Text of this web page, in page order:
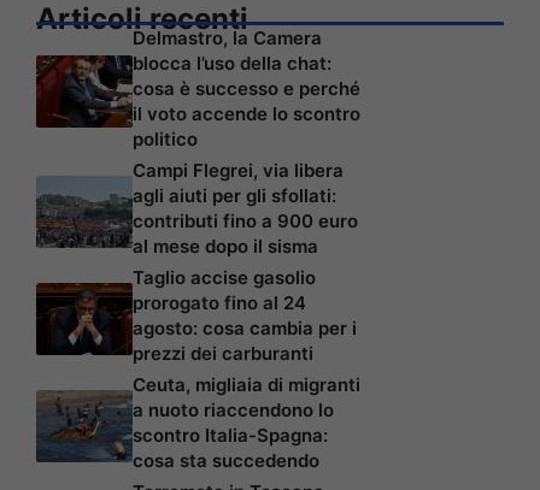
Articoli recenti
Delmastro, la Camera
blocca l’uso della chat:
cosa è successo e perché
il voto accende lo scontro
politico
Campi Flegrei, via libera
agli aiuti per gli sfollati:
contributi fino a 900 euro
al mese dopo il sisma
Taglio accise gasolio
prorogato fino al 24
agosto: cosa cambia per i
prezzi dei carburanti
Ceuta, migliaia di migranti
a nuoto riaccendono lo
scontro Italia-Spagna:
cosa sta succedendo